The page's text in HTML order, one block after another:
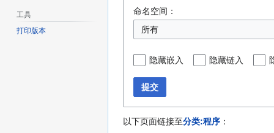
命名空间：
所有
隐藏嵌入 隐藏链入
提交
以下页面链接至分类:程序 ：
工具
打印版本